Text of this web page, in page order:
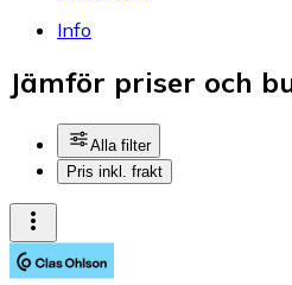
Info
Jämför priser och
Alla filter
Pris inkl. frakt